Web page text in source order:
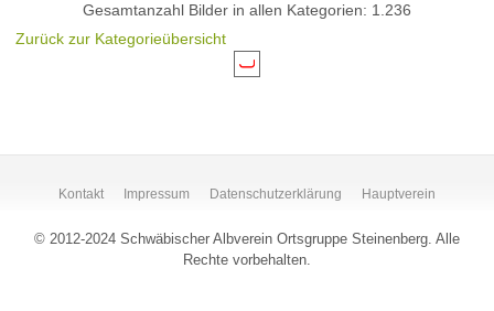
Gesamtanzahl Bilder in allen Kategorien: 1.236
Zurück zur Kategorieübersicht
Kontakt Impressum Datenschutzerklärung Hauptverein
© 2012-2024 Schwäbischer Albverein Ortsgruppe Steinenberg. Alle
Rechte vorbehalten.